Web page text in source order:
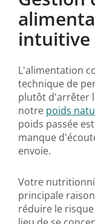
intuitive
L'alimentation
technique de
plutôt d'arrêter
notre poids
poids passée
manque
envoie.
Votre
principale
réduire le